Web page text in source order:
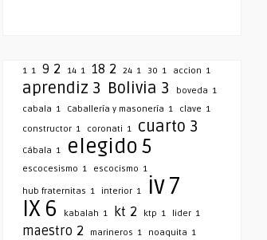
1 1 9 2 14 1 18 2 24 1 30 1 accion 1
aprendiz 3 Bolivia 3 boveda 1
cabala 1 Caballería y masonería 1 clave 1
constructor 1 coronati 1 cuarto 3
Cábala 1 elegido5
escocesismo 1 escocismo 1
hub fraternitas 1 interior 1 iv7
IX 6 kabalah 1 kt 2 ktp 1 lider 1
maestro 2 marineros 1 noaquita 1